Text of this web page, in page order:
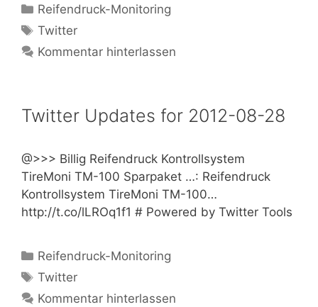
Kategorien
Reifendruck-Monitoring
Schlagwörter
Twitter
Kommentar hinterlassen
Twitter Updates for 2012-08-28
@>>> Billig Reifendruck Kontrollsystem
TireMoni TM-100 Sparpaket …: Reifendruck
Kontrollsystem TireMoni TM-100…
http://t.co/lLROq1f1 # Powered by Twitter Tools
Kategorien
Reifendruck-Monitoring
Schlagwörter
Twitter
Kommentar hinterlassen